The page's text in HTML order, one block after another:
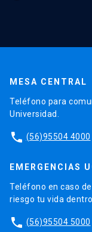
MESA CENTRAL
Teléfono para
Universidad.
phone (56)95504 4000
EMERGENCIAS
Teléfono en caso
riesgo tu vida
phone (56)95504 5000